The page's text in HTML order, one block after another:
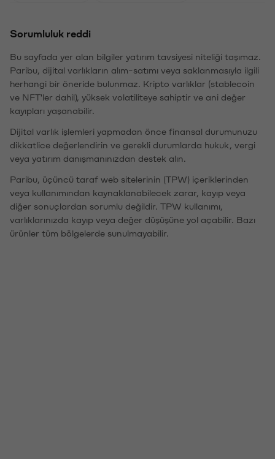
Sorumluluk reddi
Bu sayfada yer alan bilgiler yatırım tavsiyesi niteliği taşımaz.
Paribu, dijital varlıkların alım-satımı veya saklanmasıyla ilgili
herhangi bir öneride bulunmaz. Kripto varlıklar (stablecoin
ve NFT'ler dahil), yüksek volatiliteye sahiptir ve ani değer
kayıpları yaşanabilir.
Dijital varlık işlemleri yapmadan önce finansal durumunuzu
dikkatlice değerlendirin ve gerekli durumlarda hukuk, vergi
veya yatırım danışmanınızdan destek alın.
Paribu, üçüncü taraf web sitelerinin (TPW) içeriklerinden
veya kullanımından kaynaklanabilecek zarar, kayıp veya
diğer sonuçlardan sorumlu değildir. TPW kullanımı,
varlıklarınızda kayıp veya değer düşüşüne yol açabilir. Bazı
ürünler tüm bölgelerde sunulmayabilir.